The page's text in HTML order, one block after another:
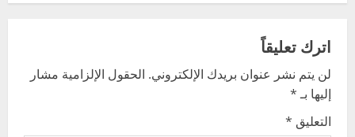
v
i
g
اترك تعليقاً
لن يتم نشر عنوان بريدك الإلكتروني. الحقول الإلزامية مشار
إليها بـ*
التعليق *